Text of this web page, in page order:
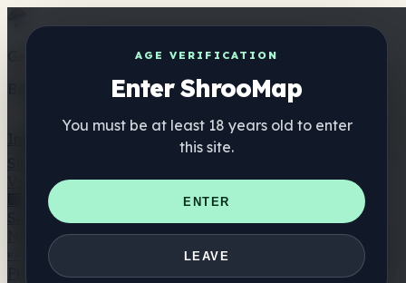
AGE VERIFICATION
Enter ShrooMap
You must be at least 18 years old to enter
this site.
ENTER
LEAVE
Get the ShrooMap app
Better than mobile web — one tap away
Verzeichnis
🏢 Markenverzeichnis
📍 Headshop-Finder
Smartshop-Finder
Nahrungsergänzung
🍬 Pilz-Gummis
💊 Pilz-Kapseln 💧 Pilz-Tinkturen
🫙 Pilz-
☕ Pilz-Kaffee 🍫 Pilz-Schokolade 💨 Mushroom